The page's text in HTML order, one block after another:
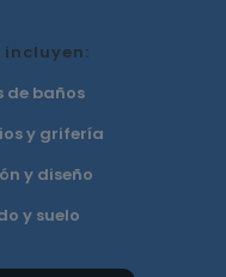
incluyen:
de baños
y grifería
y diseño
y suelo